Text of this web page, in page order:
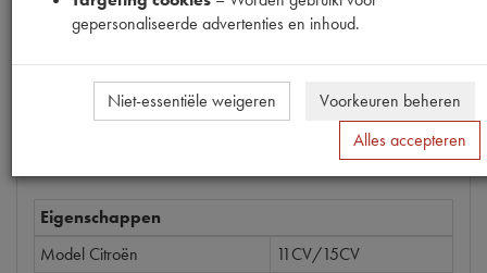
Bestel
Eigenschappen
Model Citroën
11CV/15CV
gepersonaliseerde advertenties en inhoud.
Niet-essentiële weigeren
Voorkeuren beheren
Alles accepteren